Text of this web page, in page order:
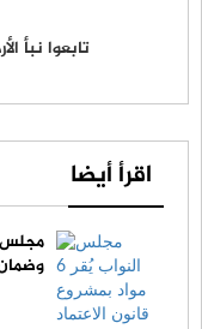
تابعوا نبأ
اقرأ أيضا